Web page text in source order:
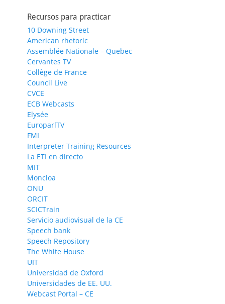
Recursos para practicar
10 Downing Street
American rhetoric
Assemblée Nationale – Quebec
Cervantes TV
Collège de France
Council Live
CVCE
ECB Webcasts
Elysée
EuroparlTV
FMI
Interpreter Training Resources
La ETI en directo
MIT
Moncloa
ONU
ORCIT
SCICTrain
Servicio audiovisual de la CE
Speech bank
Speech Repository
The White House
UIT
Universidad de Oxford
Universidades de EE. UU.
Webcast Portal – CE